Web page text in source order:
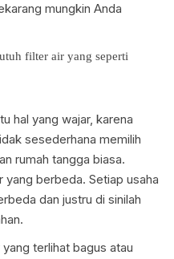
mungkin Anda
filter air yang seperti
hal yang wajar, karena
sesederhana memilih
rumah tangga biasa.
yang berbeda. Setiap usaha
dan justru di sinilah
terlihat bagus atau